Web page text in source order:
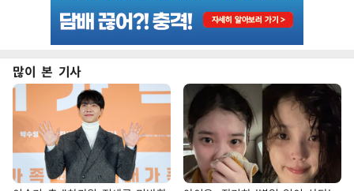
많이 본 기사